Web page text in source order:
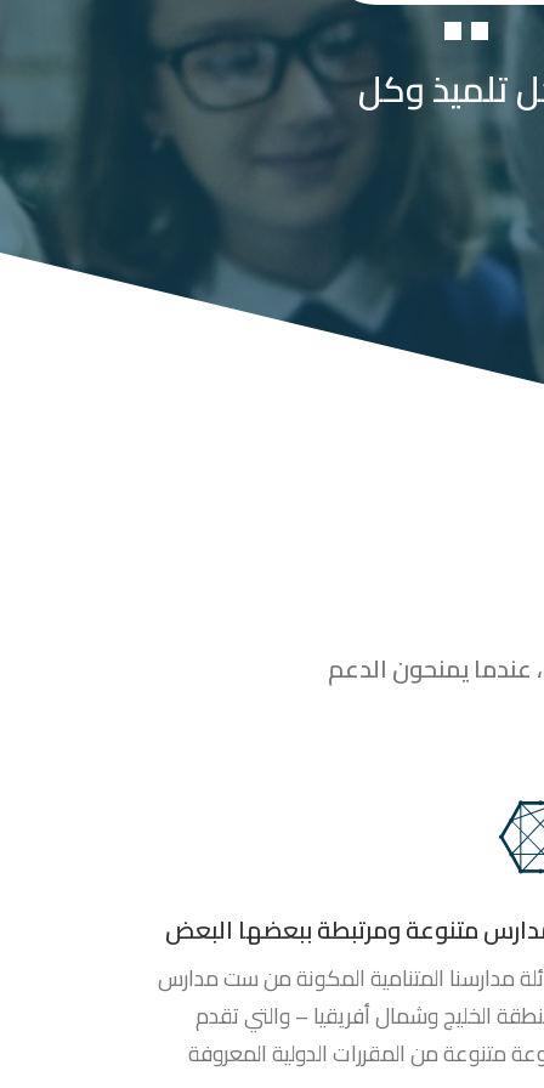
تلميذ وكل
يمنحون الدعم
متنوعة ومرتبطة ببعضها البعض
مدارسنا المتنامية المكونة من ست مدارس
الخليج وشمال أفريقيا – والتي تقدم
متنوعة من المقررات الدولية المعروفة